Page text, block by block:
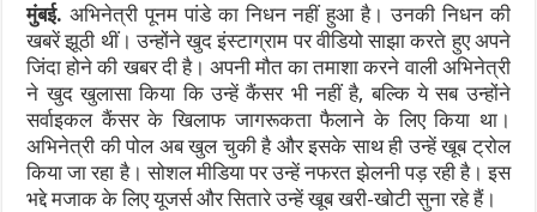
रूस से तेल खरीदने पर भारत पर 100% टैरिफ का खतरा? जानिए अमेरिकी
विमेंस टी20 एशिया कप 2026 से पहले भारत को बड़ा झटका: चोट के
राष्ट्रगान और राष्ट्रगीत के सम्मान को लेकर कड़ा हुआ कानून: अनादर या
मुंबई. अभिनेत्री पूनम पांडे का निधन नहीं हुआ है। उनकी निधन की
खबरें झूठी थीं। उन्होंने खुद इंस्टाग्राम पर वीडियो साझा करते हुए अपने
जिंदा होने की खबर दी है। अपनी मौत का तमाशा करने वाली अभिनेत्री
ने खुद खुलासा किया कि उन्हें कैंसर भी नहीं है, बल्कि ये सब उन्होंने
सर्वाइकल कैंसर के खिलाफ जागरूकता फैलाने के लिए किया था।
अभिनेत्री की पोल अब खुल चुकी है और इसके साथ ही उन्हें खूब ट्रोल
किया जा रहा है। सोशल मीडिया पर उन्हें नफरत झेलनी पड़ रही है। इस
भद्दे मजाक के लिए यूजर्स और सितारे उन्हें खूब खरी-खोटी सुना रहे हैं।